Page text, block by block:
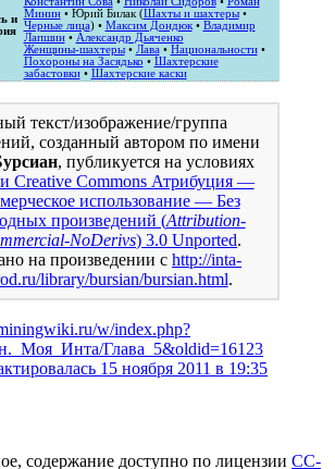
и Минин• Юрий Билак (Шахты и шахтеры•
Черные лица) • Максим Дондюк• Владимир
Лапшин• Александр Дьяченко
Женщины-шахтеры• Лава• Национальности•
Похороны на Засядько • Шахтерские
забастовки• Шахтерские каски
текст/изображение/группа
созданный автором по имени
, публикуется на условиях
Creative Commons Атрибуция —
использование — Без
произведений (Attribution-
NoDerivs) 3.0 Unported.
на произведении с http://inta-
library/bursian/bursian.html.
w/index.php?
Глава_5&oldid=16123
15 ноября 2011 в 19:35
содержание доступно по лицензии CC-